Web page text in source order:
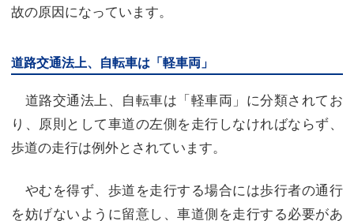
故の原因になっています。
道路交通法上、自転車は「軽車両」
道路交通法上、自転車は「軽車両」に分類されてお
り、原則として車道の左側を走行しなければならず、
歩道の走行は例外とされています。
やむを得ず、歩道を走行する場合には歩行者の通行
を妨げないように留意し、車道側を走行する必要があ